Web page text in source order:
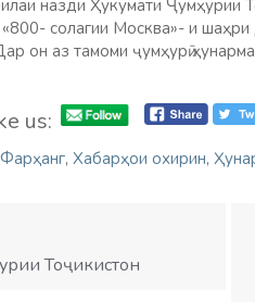
назди Ҳукумати
«800- солагии Москва»- и
он аз тамоми ҷумҳурӣ
us:
Фарҳанг, Хабарҳои охирин,
Тоҷикистон